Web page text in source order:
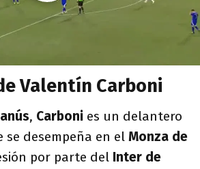
Valentín Carboni
, Carboni es un delantero
desempeña en el Monza de
por parte del Inter de